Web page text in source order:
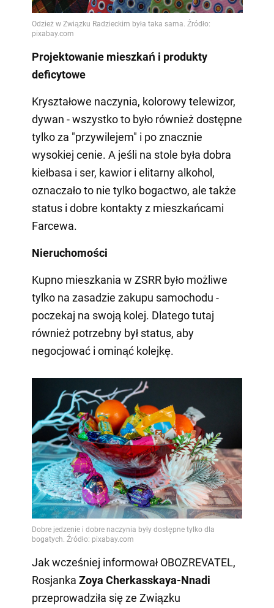
Projektowanie mieszkań i produkty
deficytowe
Kryształowe naczynia, kolorowy telewizor,
dywan - wszystko to było również dostępne
tylko za "przywilejem" i po znacznie
wysokiej cenie. A jeśli na stole była dobra
kiełbasa i ser, kawior i elitarny alkohol,
oznaczało to nie tylko bogactwo, ale także
status i dobre kontakty z mieszkańcami
Farcewa.
Nieruchomości
Kupno mieszkania w ZSRR było możliwe
tylko na zasadzie zakupu samochodu -
poczekaj na swoją kolej. Dlatego tutaj
również potrzebny był status, aby
negocjować i ominąć kolejkę.
Jak wcześniej informował OBOZREVATEL,
Rosjanka Zoya Cherkasskaya-Nnadi
przeprowadziła się ze Związku